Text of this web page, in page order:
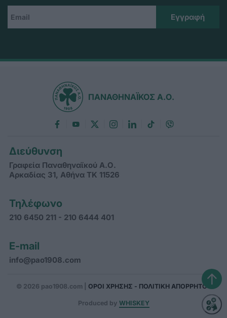
ΠΑΝΑΘΗΝΑΪΚΟΣ Α.Ο.
Διεύθυνση
Γραφεία Παναθηναϊκού Α.Ο.
Αρκαδίας 31, Αθήνα ΤΚ 11526
Τηλέφωνο
210 6450 211 - 210 6444 401
E-mail
info@pao1908.com
© 2026 pao1908.com | ΟΡΟΙ ΧΡΗΣΗΣ - ΠΟΛΙΤΙΚΗ ΑΠΟΡΡΗΤΟΥ
Produced by WHISKEY
↑